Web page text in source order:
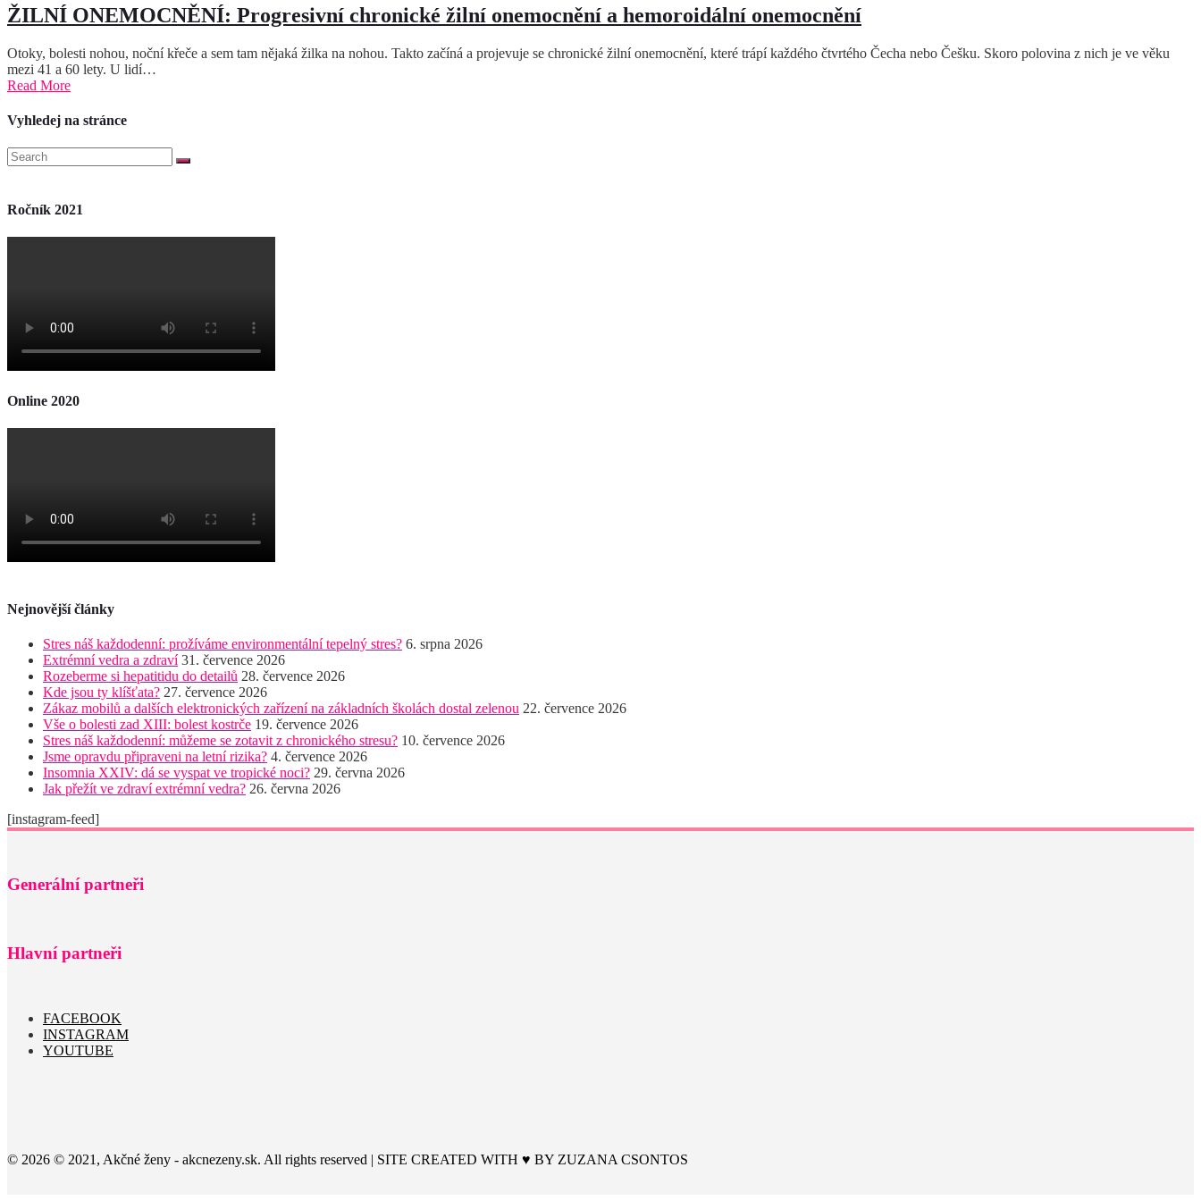
ŽILNÍ ONEMOCNĚNÍ: Progresivní chronické žilní onemocnění a hemoroidální onemocnění
Otoky, bolesti nohou, noční křeče a sem tam nějaká žilka na nohou. Takto začíná a projevuje se chronické žilní onemocnění, které trápí každého čtvrtého Čecha nebo Češku. Skoro polovina z nich je ve věku
mezi 41 a 60 lety. U lidí…
Read More
Vyhledej na stránce
Ročník 2021
Online 2020
Nejnovější články
Stres náš každodenní: prožíváme environmentální tepelný stres? 6. srpna 2026
Extrémní vedra a zdraví 31. července 2026
Rozeberme si hepatitidu do detailů 28. července 2026
Kde jsou ty klíšťata? 27. července 2026
Zákaz mobilů a dalších elektronických zařízení na základních školách dostal zelenou 22. července 2026
Vše o bolesti zad XIII: bolest kostrče 19. července 2026
Stres náš každodenní: můžeme se zotavit z chronického stresu? 10. července 2026
Jsme opravdu připraveni na letní rizika? 4. července 2026
Insomnia XXIV: dá se vyspat ve tropické noci? 29. června 2026
Jak přežít ve zdraví extrémní vedra? 26. června 2026
[instagram-feed]
Generální partneři
Hlavní partneři
FACEBOOK
INSTAGRAM
YOUTUBE
© 2026 © 2021, Akčné ženy - akcnezeny.sk. All rights reserved | SITE CREATED WITH ♥ BY ZUZANA CSONTOS